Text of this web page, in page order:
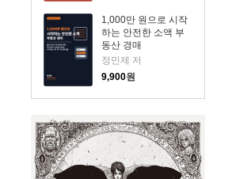
1,000만 원으로 시작
하는 안전한 소액 부
동산 경매
정민제 저
9,900원